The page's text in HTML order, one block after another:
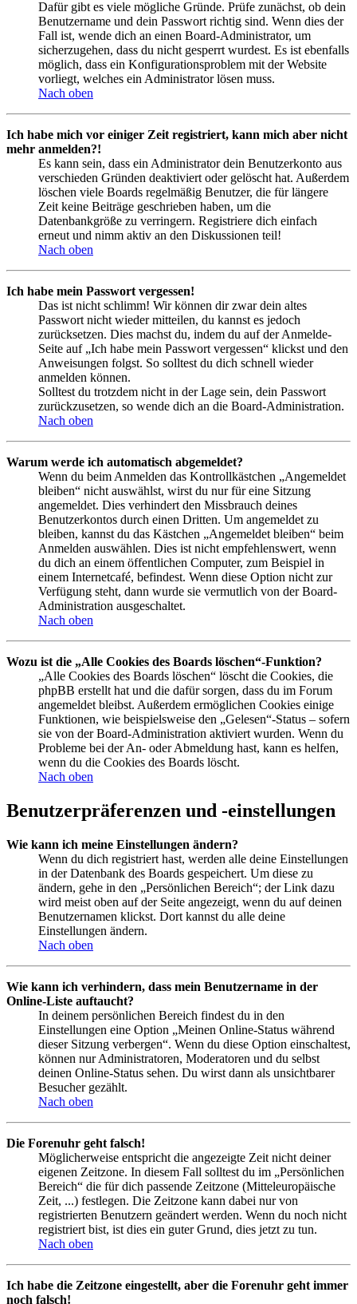
Dafür gibt es viele mögliche Gründe. Prüfe zunächst, ob dein
Benutzername und dein Passwort richtig sind. Wenn dies der
Fall ist, wende dich an einen Board-Administrator, um
sicherzugehen, dass du nicht gesperrt wurdest. Es ist ebenfalls
möglich, dass ein Konfigurationsproblem mit der Website
vorliegt, welches ein Administrator lösen muss.
Nach oben
Ich habe mich vor einiger Zeit registriert, kann mich aber nicht
mehr anmelden?!
Es kann sein, dass ein Administrator dein Benutzerkonto aus
verschieden Gründen deaktiviert oder gelöscht hat. Außerdem
löschen viele Boards regelmäßig Benutzer, die für längere
Zeit keine Beiträge geschrieben haben, um die
Datenbankgröße zu verringern. Registriere dich einfach
erneut und nimm aktiv an den Diskussionen teil!
Nach oben
Ich habe mein Passwort vergessen!
Das ist nicht schlimm! Wir können dir zwar dein altes
Passwort nicht wieder mitteilen, du kannst es jedoch
zurücksetzen. Dies machst du, indem du auf der Anmelde-
Seite auf „Ich habe mein Passwort vergessen“ klickst und den
Anweisungen folgst. So solltest du dich schnell wieder
anmelden können.
Solltest du trotzdem nicht in der Lage sein, dein Passwort
zurückzusetzen, so wende dich an die Board-Administration.
Nach oben
Warum werde ich automatisch abgemeldet?
Wenn du beim Anmelden das Kontrollkästchen „Angemeldet
bleiben“ nicht auswählst, wirst du nur für eine Sitzung
angemeldet. Dies verhindert den Missbrauch deines
Benutzerkontos durch einen Dritten. Um angemeldet zu
bleiben, kannst du das Kästchen „Angemeldet bleiben“ beim
Anmelden auswählen. Dies ist nicht empfehlenswert, wenn
du dich an einem öffentlichen Computer, zum Beispiel in
einem Internetcafé, befindest. Wenn diese Option nicht zur
Verfügung steht, dann wurde sie vermutlich von der Board-
Administration ausgeschaltet.
Nach oben
Wozu ist die „Alle Cookies des Boards löschen“-Funktion?
„Alle Cookies des Boards löschen“ löscht die Cookies, die
phpBB erstellt hat und die dafür sorgen, dass du im Forum
angemeldet bleibst. Außerdem ermöglichen Cookies einige
Funktionen, wie beispielsweise den „Gelesen“-Status – sofern
sie von der Board-Administration aktiviert wurden. Wenn du
Probleme bei der An- oder Abmeldung hast, kann es helfen,
wenn du die Cookies des Boards löscht.
Nach oben
Benutzerpräferenzen und -einstellungen
Wie kann ich meine Einstellungen ändern?
Wenn du dich registriert hast, werden alle deine Einstellungen
in der Datenbank des Boards gespeichert. Um diese zu
ändern, gehe in den „Persönlichen Bereich“; der Link dazu
wird meist oben auf der Seite angezeigt, wenn du auf deinen
Benutzernamen klickst. Dort kannst du alle deine
Einstellungen ändern.
Nach oben
Wie kann ich verhindern, dass mein Benutzername in der
Online-Liste auftaucht?
In deinem persönlichen Bereich findest du in den
Einstellungen eine Option „Meinen Online-Status während
dieser Sitzung verbergen“. Wenn du diese Option einschaltest,
können nur Administratoren, Moderatoren und du selbst
deinen Online-Status sehen. Du wirst dann als unsichtbarer
Besucher gezählt.
Nach oben
Die Forenuhr geht falsch!
Möglicherweise entspricht die angezeigte Zeit nicht deiner
eigenen Zeitzone. In diesem Fall solltest du im „Persönlichen
Bereich“ die für dich passende Zeitzone (Mitteleuropäische
Zeit, ...) festlegen. Die Zeitzone kann dabei nur von
registrierten Benutzern geändert werden. Wenn du noch nicht
registriert bist, ist dies ein guter Grund, dies jetzt zu tun.
Nach oben
Ich habe die Zeitzone eingestellt, aber die Forenuhr geht immer
noch falsch!